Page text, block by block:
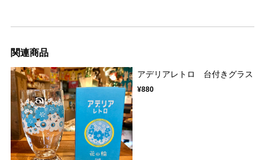
関連商品
アデリアレトロ 台付きグラス
¥880